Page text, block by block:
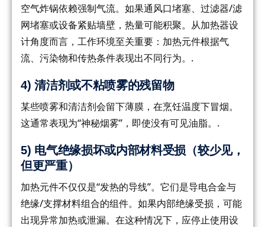
空气炸锅依赖强制气流。如果通风口堵塞、过滤器/滤
网堵塞或设备紧贴墙壁，热量可能积聚。从加热器设
计角度而言，工作环境至关重要：加热元件根据气
流、污染物和传热条件表现出不同行为。.
4) 清洁剂或不粘喷雾的残留物
某些喷雾和清洁剂会留下薄膜，在烹饪温度下冒烟。
这通常表现为“神秘烟雾”，即使没有可见油脂。.
5) 电气绝缘损坏或内部材料受损（较少见，
但更严重）
加热元件不仅仅是“发热的导线”。它们是导电合金与
绝缘/支撑材料组合的组件。如果内部绝缘受损，可能
出现异常加热或泄漏。在这种情况下，应停止使用设